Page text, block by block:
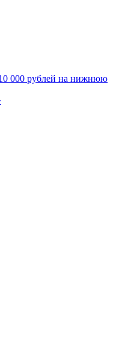
000 рублей на нижнюю